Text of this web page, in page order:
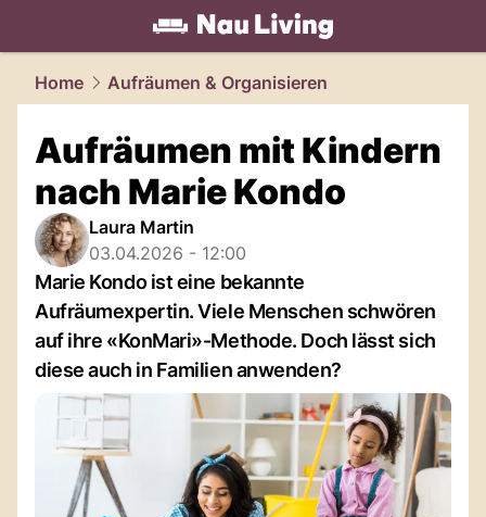
living.NAU.ch
Home Aufräumen & Organisieren
Aufräumen mit Kindern
nach Marie Kondo
Laura Martin
03.04.2026 - 12:00
Marie Kondo ist eine bekannte
Aufräumexpertin. Viele Menschen schwören
auf ihre «KonMari»-Methode. Doch lässt sich
diese auch in Familien anwenden?